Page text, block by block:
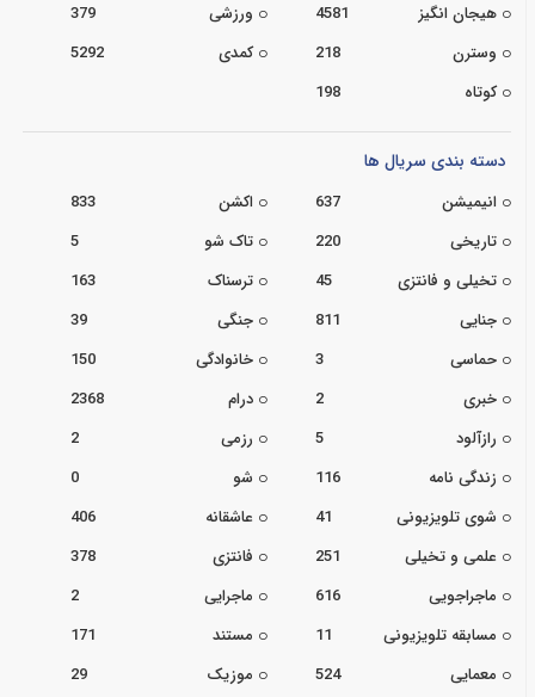
هیجان انگیز
4581 ورزشی
379
وسترن
218 کمدی
5292
کوتاه
198
دسته بندی سریال ها
انیمیشن 637 اکشن
833
تاریخی
220 تاک شو
5
تخیلی و فانتزی
45 ترسناک
163
جنایی
811 جنگی
39
حماسی
3 خانوادگی
150
خبری
2 درام
2368
رازآلود
5 رزمی
2
زندگی نامه
116 شو
0
شوی تلویزیونی
41 عاشقانه
406
علمی و تخیلی
251 فانتزی
378
ماجراجویی
616 ماجرایی
2
مسابقه تلویزیونی
11 مستند
171
معمایی
524 موزیک 29